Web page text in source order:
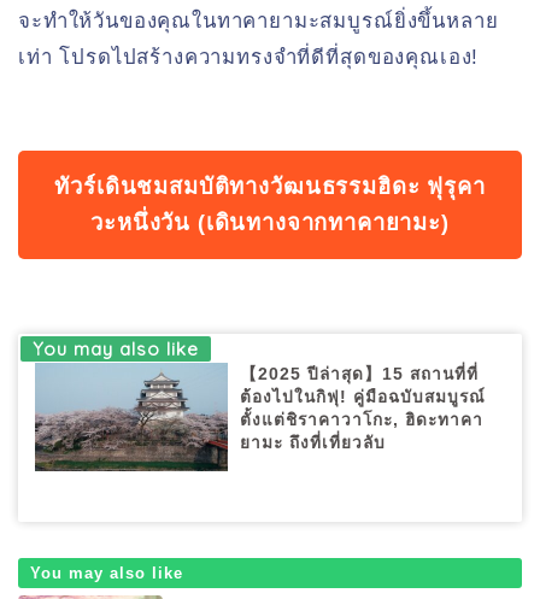
จะทำให้วันของคุณในทาคายามะสมบูรณ์ยิ่งขึ้นหลาย
เท่า โปรดไปสร้างความทรงจำที่ดีที่สุดของคุณเอง!
ทัวร์เดินชมสมบัติทางวัฒนธรรมฮิดะ ฟุรุคา
วะหนึ่งวัน (เดินทางจากทาคายามะ)
【2025 ปีล่าสุด】15 สถานที่ที่
ต้องไปในกิฟุ! คู่มือฉบับสมบูรณ์
ตั้งแต่ชิราคาวาโกะ, ฮิดะทาคา
ยามะ ถึงที่เที่ยวลับ
You may also like